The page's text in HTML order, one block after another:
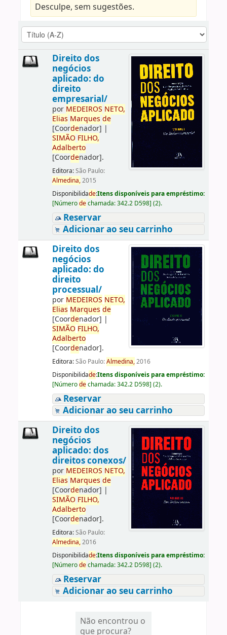
Desculpe, sem sugestões.
Direito dos
negócios
aplicado: do
direito
empresarial/
por MEDEIROS NETO,
Elias Marques de
[Coordenador] |
SIMÃO FILHO,
Adalberto
[Coordenador].
Editora:São Paulo:
Almedina,2015
Disponibilidade:Itens disponíveis para empréstimo:
[Númerodechamada:342.2 D598] (2).
Reservar
Adicionar ao seu carrinho
Direito dos
negócios
aplicado: do
direito
processual/
por MEDEIROS NETO,
Elias Marques de
[Coordenador] |
SIMÃO FILHO,
Adalberto
[Coordenador].
Editora:São Paulo:Almedina,2016
Disponibilidade:Itens disponíveis para empréstimo:
[Númerodechamada:342.2 D598] (2).
Reservar
Adicionar ao seu carrinho
Direito dos
negócios
aplicado: dos
direitos conexos/
por MEDEIROS NETO,
Elias Marques de
[Coordenador] |
SIMÃO FILHO,
Adalberto
[Coordenador].
Editora:São Paulo:
Almedina,2016
Disponibilidade:Itens disponíveis para empréstimo:
[Númerodechamada:342.2 D598] (2).
Reservar
Adicionar ao seu carrinho
Não encontrou o
que procura?